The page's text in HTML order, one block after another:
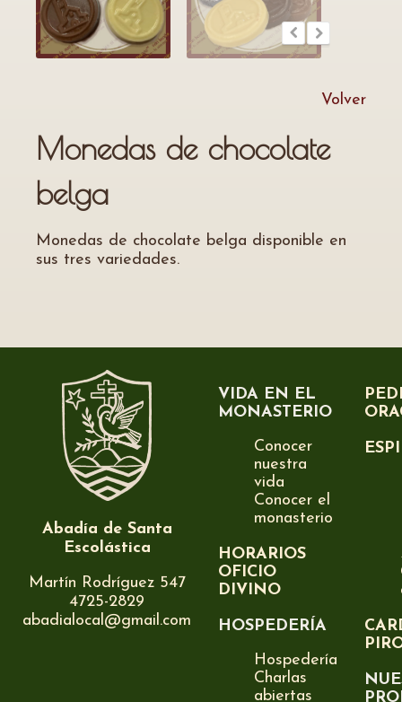
Volver
Monedas de chocolate
belga
Monedas de chocolate belga disponible en
sus tres variedades.
Abadía de Santa
Escolástica
Martín Rodríguez 547
4725-2829
abadialocal@gmail.com
VIDA EN EL
MONASTERIO
Conocer
nuestra
vida
Conocer el
monasterio
HORARIOS
OFICIO
DIVINO
HOSPEDERÍA
Hospedería
Charlas
abiertas